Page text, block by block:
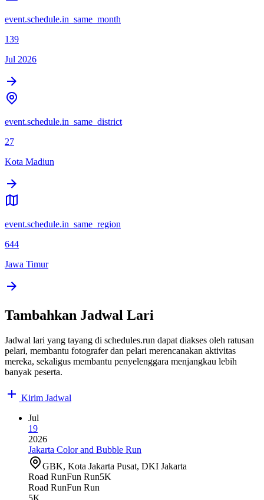
event.schedule.in_same_month
139
Jul 2026
event.schedule.in_same_district
27
Kota Madiun
event.schedule.in_same_region
644
Jawa Timur
Tambahkan Jadwal Lari
Jadwal lari yang tayang di schedules.run dapat diakses oleh ratusan
pelari, membantu fotografer dan pelari merencanakan aktivitas
mereka, sekaligus membantu penyelenggara menjangkau lebih
banyak peserta.
Kirim Jadwal
Jul
19
2026
Jakarta Color and Bubble Run
GBK, Kota Jakarta Pusat, DKI Jakarta
Road RunFun Run5K
Road RunFun Run
5K